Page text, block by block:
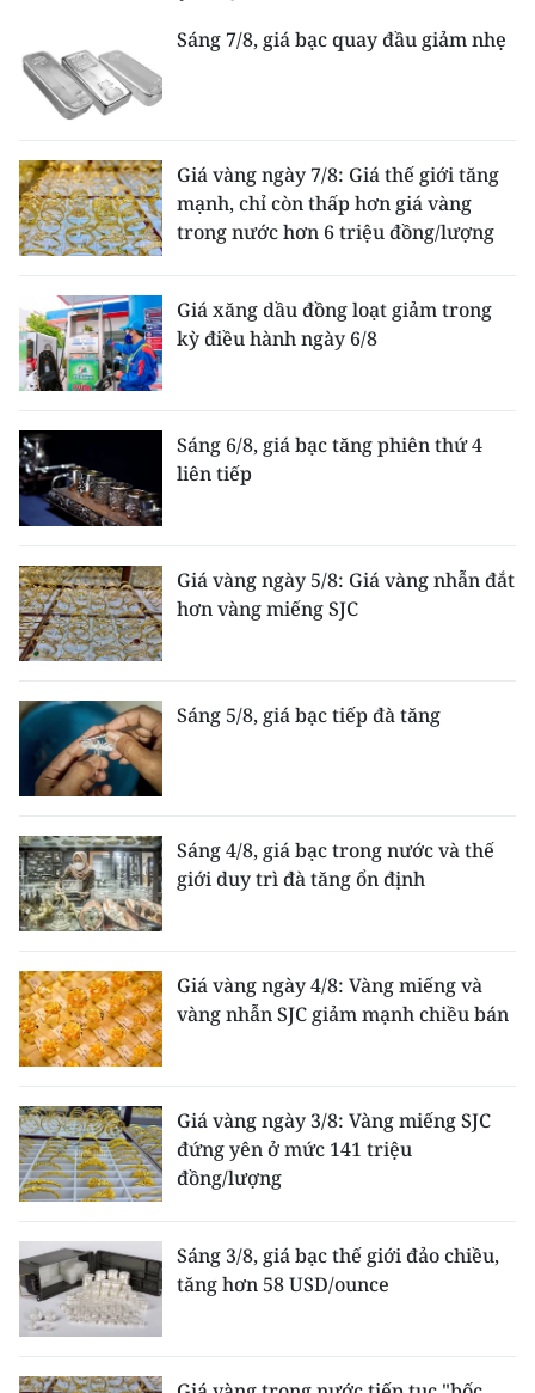
Sáng 7/8, giá bạc quay đầu giảm nhẹ
Giá vàng ngày 7/8: Giá thế giới tăng
mạnh, chỉ còn thấp hơn giá vàng
trong nước hơn 6 triệu đồng/lượng
Giá xăng dầu đồng loạt giảm trong
kỳ điều hành ngày 6/8
Sáng 6/8, giá bạc tăng phiên thứ 4
liên tiếp
Giá vàng ngày 5/8: Giá vàng nhẫn đắt
hơn vàng miếng SJC
Sáng 5/8, giá bạc tiếp đà tăng
Sáng 4/8, giá bạc trong nước và thế
giới duy trì đà tăng ổn định
Giá vàng ngày 4/8: Vàng miếng và
vàng nhẫn SJC giảm mạnh chiều bán
Giá vàng ngày 3/8: Vàng miếng SJC
đứng yên ở mức 141 triệu
đồng/lượng
Sáng 3/8, giá bạc thế giới đảo chiều,
tăng hơn 58 USD/ounce